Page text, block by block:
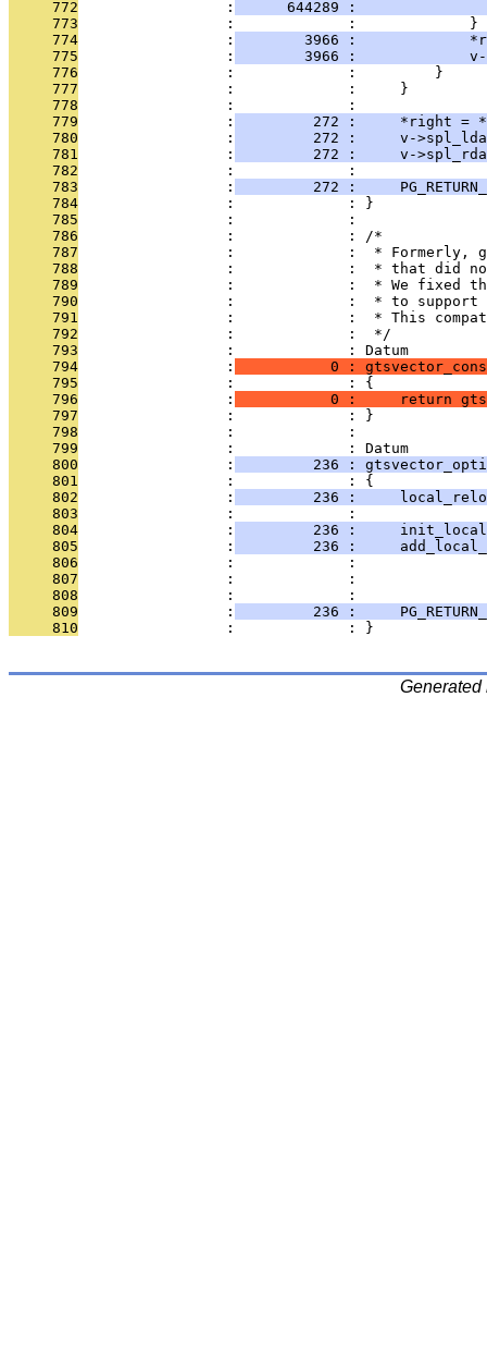
     772
                 :
644289 :
     773
                 :             :             }
     774
                 :
3966 :
     775
                 :
3966 :
     776
                 :             :         }
     777
                 :             :     }
     778
                 :             :
     779
                 :
272 :     *right =
     780
                 :
272 :     v-
     781
                 :
272 :     v-
     782
                 :             :
     783
                 :
272 :
     784
                 :             : }
     785
                 :             :
     786
                 :             : /*
     787
:             :  * Formerly,
     788
:             :  * that did
     789
:             :  * We fixed
     790
:             :  * to
     791
:             :  * This
     792
                 :             :  */
     793
                 :             : Datum
     794
                 :
0 :
     795
                 :             : {
     796
                 :
0 :     return
     797
                 :             : }
     798
                 :             :
     799
                 :             : Datum
     800
                 :
236 :
     801
                 :             : {
     802
                 :
236 :
     803
                 :             :
     804
                 :
236 :
     805
                 :
236 :
     806
:             :
     807
:             :
     808
                 :             :
     809
                 :
236 :
     810
                 :             : }